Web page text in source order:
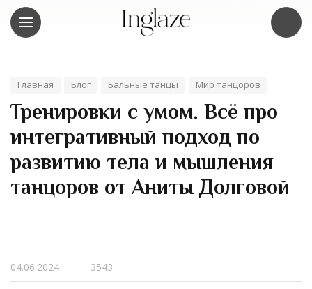
Главная Блог Бальные танцы Мир танцоров
Тренировки с умом. Всё про
интегративный подход по
развитию тела и мышления
танцоров от Аниты Долговой
04.06.2024 3543